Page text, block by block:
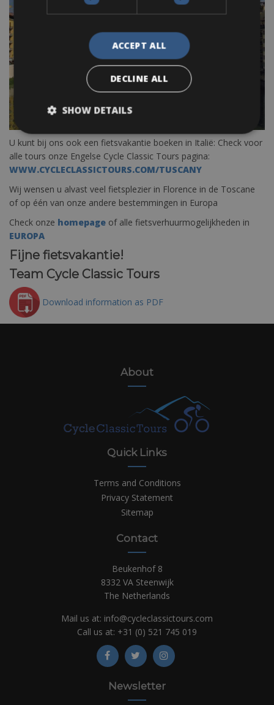
U kunt bij ons ook een fietsvakantie boeken in Italië: Check voor
alle tours onze Engelse Cycle Classic Tours pagina:
WWW.CYCLECLASSICTOURS.COM/TUSCANY
Wij wensen u alvast veel fietsplezier in Florence in de Toscane
of op één van onze andere bestemmingen in Europa
Check onze homepage of alle fietsverhuurmogelijkheden in
EUROPA
Fijne fietsvakantie!
Team Cycle Classic Tours
Download information as PDF
About
Quick Links
Terms and Conditions
Privacy Statement
Sitemap
Contact
Beukenhof 8
8332 VA Steenwijk
The Netherlands
Mail us at: info@cycleclassictours.com
Call us at: +31 (0) 521 745 019
Newsletter
ACCEPT ALL
DECLINE ALL
SHOW DETAILS